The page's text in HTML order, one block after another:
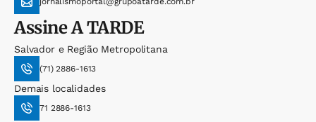
AssineA TARDE
Salvador e Região Metropolitana
(71) 2886-1613
Demais localidades
71 2886-1613